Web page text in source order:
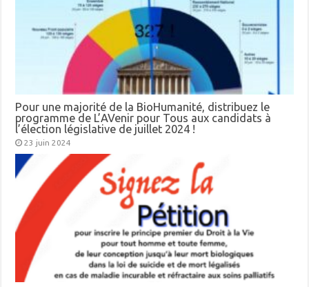
Pour une majorité de la BioHumanité, distribuez le
programme de L’AVenir pour Tous aux candidats à
l’élection législative de juillet 2024 !
23 juin 2024